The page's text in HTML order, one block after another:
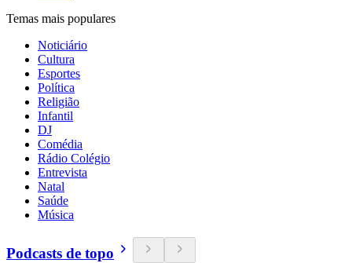
Temas mais populares
Noticiário
Cultura
Esportes
Política
Religião
Infantil
DJ
Comédia
Rádio Colégio
Entrevista
Natal
Saúde
Música
Podcasts de topo